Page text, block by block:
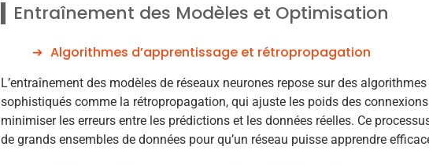
Entraînement des Modèles et Optimisation
Algorithmes d’apprentissage et rétropropagation
L’entraînement des modèles de réseaux neurones repose sur des
sophistiqués comme la rétropropagation, qui ajuste les poids des
minimiser les erreurs entre les prédictions et les données réelles. Ce
de grands ensembles de données pour qu’un réseau puisse apprendre